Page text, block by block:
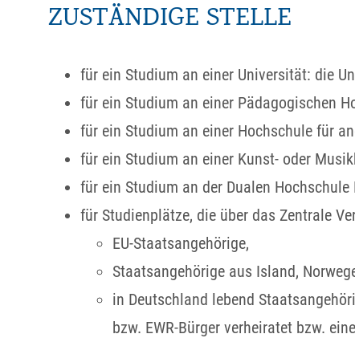
ZUSTÄNDIGE STELLE
für ein Studium an einer Universität: die
für ein Studium an einer Pädagogischen
für ein Studium an einer Hochschule für
für ein Studium an einer Kunst- oder
für ein Studium an der Dualen
für Studienplätze, die über das Zentrale
EU-Staatsangehörige,
Staatsangehörige aus Island,
in Deutschland lebend
bzw. EWR-Bürger verheiratet bzw.